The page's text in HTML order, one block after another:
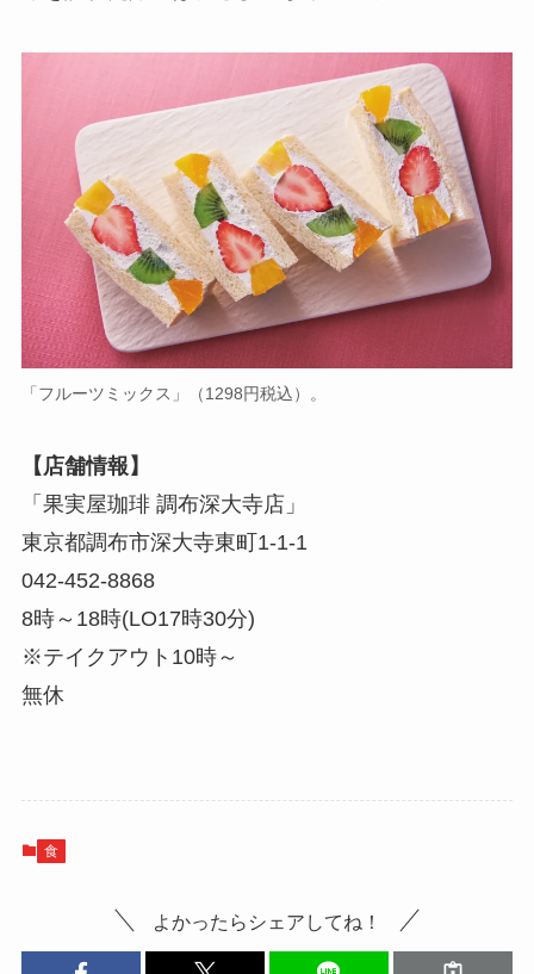
「フルーツミックス」（1298円税込）。
【店舗情報】
「果実屋珈琲 調布深大寺店」
東京都調布市深大寺東町1-1-1
042-452-8868
8時～18時(LO17時30分)
※テイクアウト10時～
無休
食
よかったらシェアしてね！